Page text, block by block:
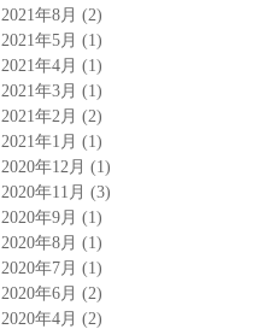
2021年8月 (2)
2021年5月 (1)
2021年4月 (1)
2021年3月 (1)
2021年2月 (2)
2021年1月 (1)
2020年12月 (1)
2020年11月 (3)
2020年9月 (1)
2020年8月 (1)
2020年7月 (1)
2020年6月 (2)
2020年4月 (2)